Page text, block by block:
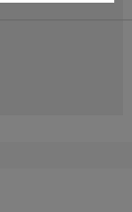
ルク王宮内にある